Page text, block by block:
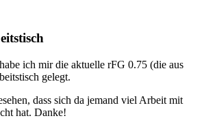
ich mir die aktuelle rFG 0.75 (die aus
gelegt.
dass sich da jemand viel Arbeit mit
hat. Danke!